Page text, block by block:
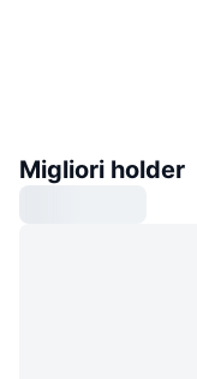
Migliori holder